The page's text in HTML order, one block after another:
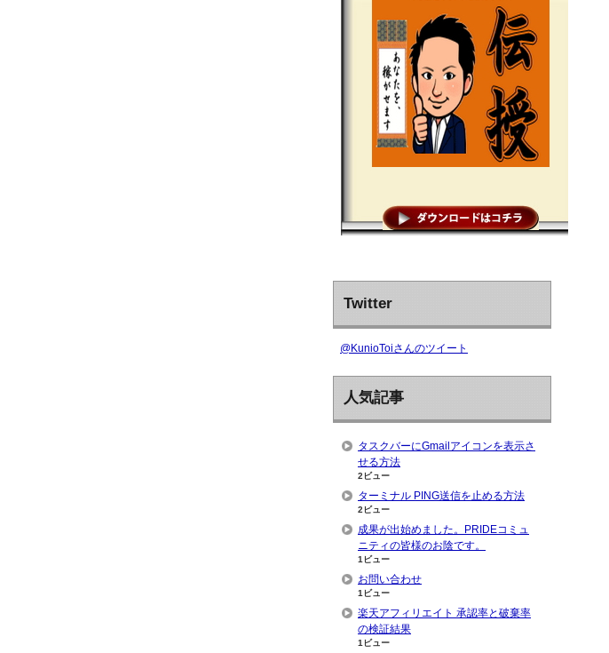
Twitter
@KunioToiさんのツイート
人気記事
タスクバーにGmailアイコンを表示さ
せる方法
2ビュー
ターミナル PING送信を止める方法
2ビュー
成果が出始めました。PRIDEコミュ
ニティの皆様のお陰です。
1ビュー
お問い合わせ
1ビュー
楽天アフィリエイト 承認率と破棄率
の検証結果
1ビュー